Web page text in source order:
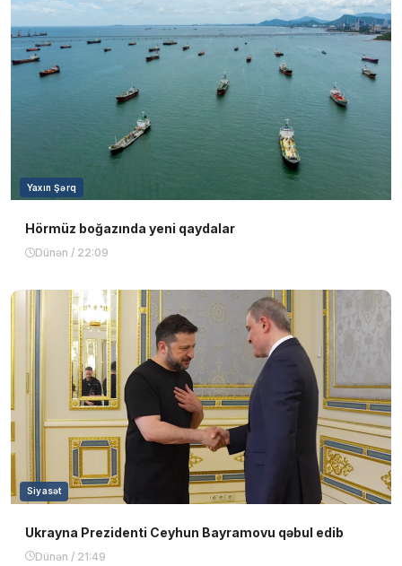
Yaxın Şərq
Hörmüz boğazında yeni qaydalar
Dünən / 22:09
Siyasət
Ukrayna Prezidenti Ceyhun Bayramovu qəbul edib
Dünən / 21:49